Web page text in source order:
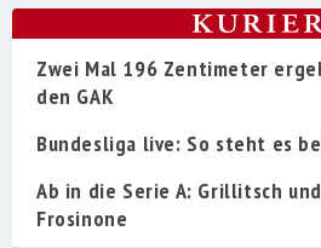
Zwei Mal 196 Zentimeter
den GAK
Bundesliga live: So steht es
Ab in die Serie A: Grillitsch
Frosinone